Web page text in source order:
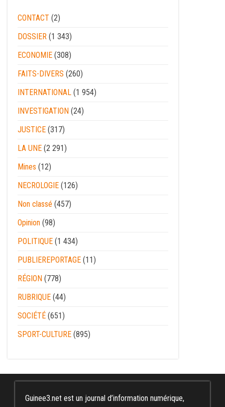
CONTACT (2)
DOSSIER (1 343)
ECONOMIE (308)
FAITS-DIVERS (260)
INTERNATIONAL (1 954)
INVESTIGATION (24)
JUSTICE (317)
LA UNE (2 291)
Mines (12)
NECROLOGIE (126)
Non classé (457)
Opinion (98)
POLITIQUE (1 434)
PUBLIEREPORTAGE (11)
RÉGION (778)
RUBRIQUE (44)
SOCIÉTÉ (651)
SPORT-CULTURE (895)
Guinee3.net est un journal d’information numérique,